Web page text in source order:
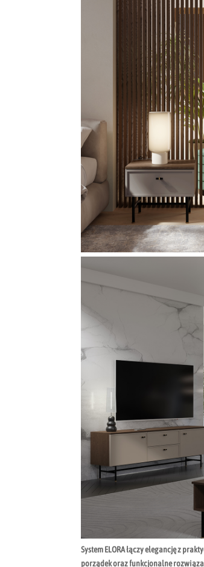
System ELORA łączy elegancję z
porządek oraz funkcjonalne